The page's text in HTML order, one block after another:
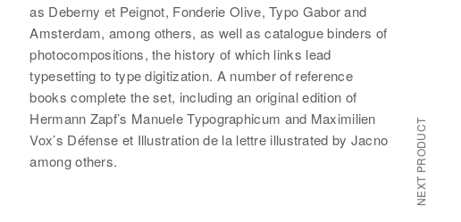
as Deberny et Peignot, Fonderie Olive, Typo Gabor and
Amsterdam, among others, as well as catalogue binders of
photocompositions, the history of which links lead
typesetting to type digitization. A number of reference
books complete the set, including an original edition of
Hermann Zapf’s Manuele Typographicum and Maximilien
Vox’s Défense et Illustration de la lettre illustrated by Jacno
among others.
NEXT PRODUCT